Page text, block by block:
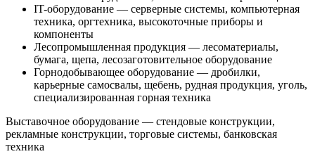
IT-оборудование — серверные системы, компьютерная
техника, оргтехника, высокоточные приборы и
компоненты
Лесопромышленная продукция — лесоматериалы,
бумага, щепа, лесозаготовительное оборудование
Горнодобывающее оборудование — дробилки,
карьерные самосвалы, щебень, рудная продукция, уголь,
специализированная горная техника
Выставочное оборудование — стендовые конструкции,
рекламные конструкции, торговые системы, банковская
техника